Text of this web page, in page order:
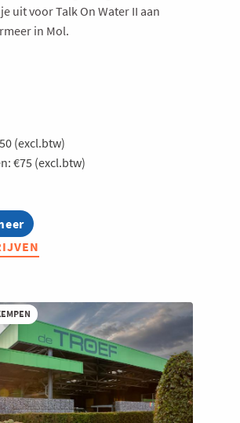
uit voor Talk On Water II aan
in Mol.
(excl.btw)
€75 (excl.btw)
en Infrastructuur